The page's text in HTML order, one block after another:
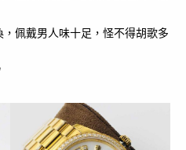
佩戴男人味十足，怪不得胡歌多